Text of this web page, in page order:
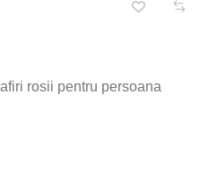
rosii pentru persoana